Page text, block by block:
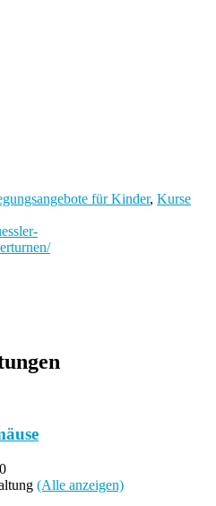
für Kinder, Kurse
(Alle anzeigen)